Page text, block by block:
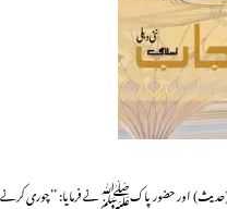
اور حضور پاکﷺنے فرمایا: ’’چوری کرنے